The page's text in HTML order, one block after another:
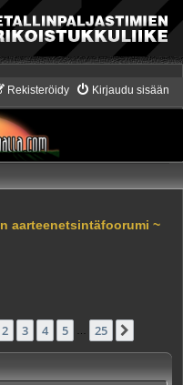
Kirjaudu sisään
Rekisteröidy
aarteenetsintäfoorumi ~
/25
2 3 4 5 25